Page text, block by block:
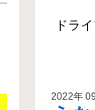
ドラ
2022年